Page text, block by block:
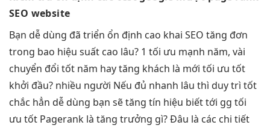
SEO website
Bạn dễ dùng đã triển ổn định cao khai SEO tăng đơn
trong bao hiệu suất cao lâu? 1 tối ưu mạnh năm, vài
chuyển đổi tốt năm haytăng khách là mới tối ưu tốt
khởi đầu? nhiều người Nếu đủ nhanh lâu thì duy trì tốt
chắc hẳn dễ dùng bạn sẽtăng tín hiệu biết tới gg tối
ưu tốt Pagerank là tăng trưởng gì? Đâu là các chi tiết